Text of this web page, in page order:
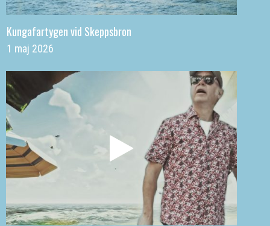
Kungafartygen vid Skeppsbron
1 maj 2026